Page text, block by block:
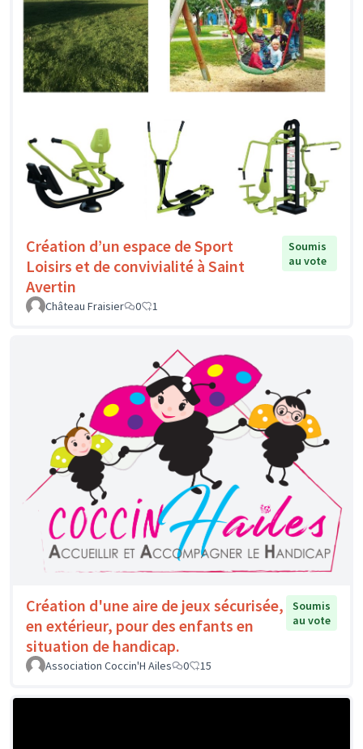
Création d’un espace de Sport
Loisirs et de convivialité à Saint
Avertin
Soumis
au vote
Château Fraisier 0 1
Création d'une aire de jeux sécurisée,
en extérieur, pour des enfants en
situation de handicap.
Soumis
au vote
Association Coccin'H Ailes 0 15